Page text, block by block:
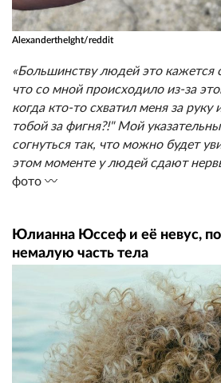
AlexandertheIght/reddit
«Большинству людей это кажется
что со мной происходило из-за
когда кто-то схватил меня за руку
тобой за фигня?!" Мой
согнуться так, что можно будет
этом моменте у людей сдают
фото 〰️
Юлианна Юссеф и её невус,
немалую часть тела